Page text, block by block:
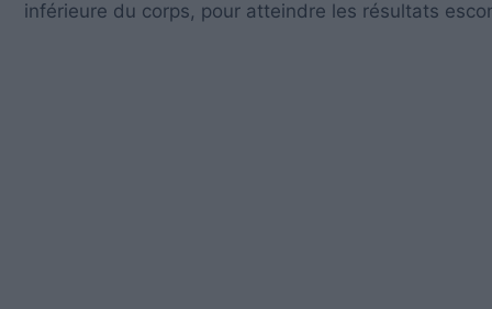
inférieure du corps, pour atteindre les résultats